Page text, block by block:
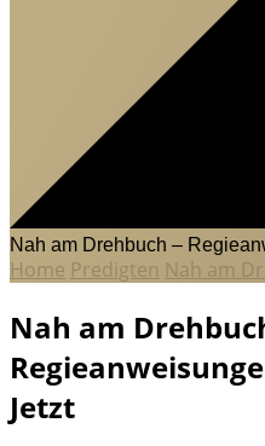
Nah am Drehbuch –
Home Predigten Nah am
Nah am
Jetzt